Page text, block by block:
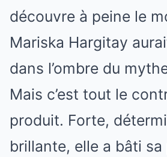
découvre à peine le
Mariska Hargitay
dans l’ombre du
Mais c’est tout le
produit. Forte,
brillante, elle a bâti